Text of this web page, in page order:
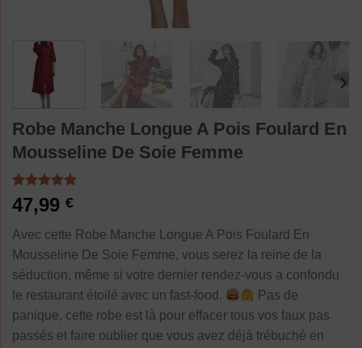
Robe Manche Longue A Pois Foulard En
Mousseline De Soie Femme
Noté5.00
sur 5 basé
1
client
47,99 €
Avec cette Robe Manche Longue A Pois Foulard En
Mousseline De Soie Femme, vous serez la reine de la
séduction, même si votre dernier rendez-vous a confondu
le restaurant étoilé avec un fast-food.
Pas de
panique, cette robe est là pour effacer tous vos faux pas
passés et faire oublier que vous avez déjà trébuché en